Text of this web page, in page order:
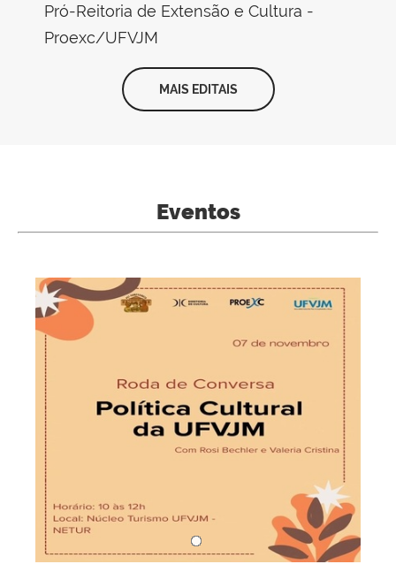
Pró-Reitoria de Extensão e Cultura -
Proexc/UFVJM
MAIS EDITAIS
Eventos